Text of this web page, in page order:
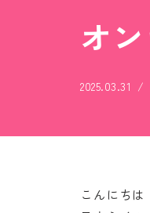
オ
2025.03.31
こんにちは